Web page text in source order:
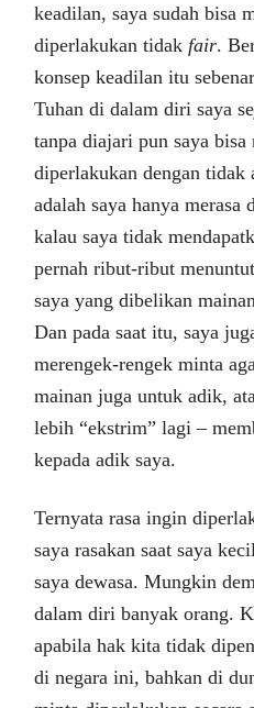
keadilan, saya sudah bisa
diperlakukan tidak fair.
konsep keadilan itu
Tuhan di dalam diri saya
tanpa diajari pun saya bisa
diperlakukan dengan tidak
adalah saya hanya
kalau saya tidak
pernah ribut-ribut
saya yang dibelikan
Dan pada saat itu, saya
merengek-rengek minta
mainan juga untuk adik,
lebih “ekstrim” lagi –
kepada adik saya.
Ternyata rasa ingin
saya rasakan saat saya
saya dewasa. Mungkin
dalam diri banyak orang.
apabila hak kita tidak
di negara ini, bahkan di